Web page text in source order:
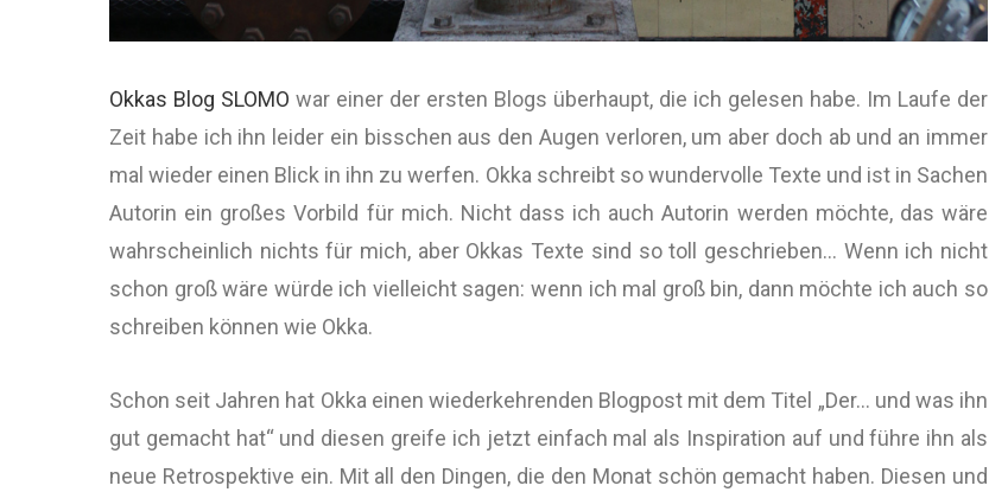
Okkas Blog SLOMO war einer der ersten Blogs überhaupt, die ich gelesen habe. Im Laufe der
Zeit habe ich ihn leider ein bisschen aus den Augen verloren, um aber doch ab und an immer
mal wieder einen Blick in ihn zu werfen. Okka schreibt so wundervolle Texte und ist in Sachen
Autorin ein großes Vorbild für mich. Nicht dass ich auch Autorin werden möchte, das wäre
wahrscheinlich nichts für mich, aber Okkas Texte sind so toll geschrieben… Wenn ich nicht
schon groß wäre würde ich vielleicht sagen: wenn ich mal groß bin, dann möchte ich auch so
schreiben können wie Okka.
Schon seit Jahren hat Okka einen wiederkehrenden Blogpost mit dem Titel „Der… und was ihn
gut gemacht hat“ und diesen greife ich jetzt einfach mal als Inspiration auf und führe ihn als
neue Retrospektive ein. Mit all den Dingen, die den Monat schön gemacht haben. Diesen und